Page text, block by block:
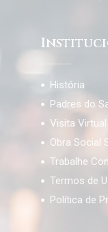
História
Padres do
Visita Virtual
Obra Social
Trabalhe
Termos de
Política de